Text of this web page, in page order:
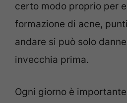
certo modo proprio per
formazione di acne,
andare si può solo
invecchia prima.
Ogni giorno è